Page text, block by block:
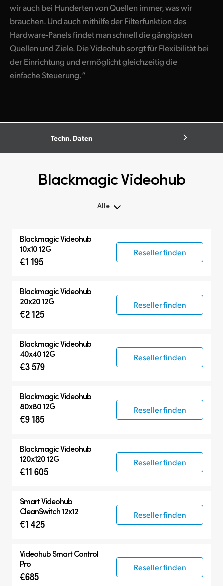
wir auch bei Hunderten von Quellen immer, was wir
brauchen. Und auch mithilfe der Filterfunktion des
Hardware-Panels findet man schnell die gängigsten
Quellen und Ziele. Die Videohub sorgt für Flexibilität bei
der Einrichtung und ermöglicht gleichzeitig die
einfache Steuerung.“
Techn. Daten
Blackmagic Videohub
Alle
Kreuzschienen
Steuerpanel
Blackmagic Videohub
10x10 12G
€1 195
Reseller finden
Blackmagic Videohub
20x20 12G
€2 125
Reseller finden
Blackmagic Videohub
40x40 12G
€3 579
Reseller finden
Blackmagic Videohub
80x80 12G
€9 185
Reseller finden
Blackmagic Videohub
120x120 12G
€11 605
Reseller finden
Smart Videohub
CleanSwitch 12x12
€1 425
Reseller finden
Videohub Smart Control
Pro
€685
Reseller finden